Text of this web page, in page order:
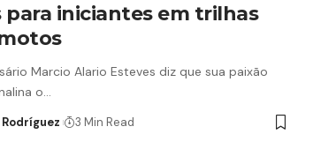
para iniciantes em trilhas
Marcio Alario Esteves diz que sua paixão
o…
3 Min Read